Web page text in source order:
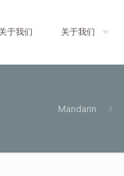
于我们 关于我们
Mandarin